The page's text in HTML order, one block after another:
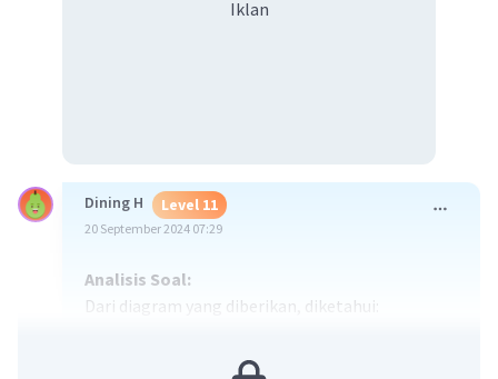
Iklan
Dining H Level 11
20 September 2024 07:29
Analisis Soal:
Dari diagram yang diberikan, diketahui: